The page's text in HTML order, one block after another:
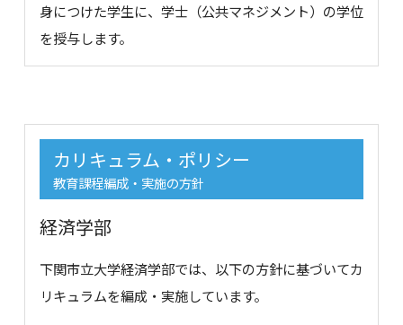
身につけた学生に、学士（公共マネジメント）の学位
を授与します。
カリキュラム・ポリシー
教育課程編成・実施の方針
経済学部
下関市立大学経済学部では、以下の方針に基づいてカ
リキュラムを編成・実施しています。